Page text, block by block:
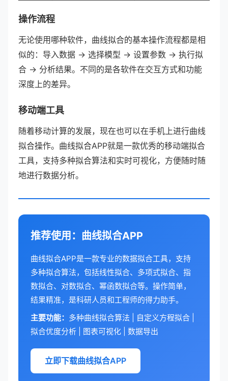
操作流程
无论使用哪种软件，曲线拟合的基本操作流程都是相
似的：导入数据 → 选择模型 → 设置参数 → 执行拟
合 → 分析结果。不同的是各软件在交互方式和功能
深度上的差异。
移动端工具
随着移动计算的发展，现在也可以在手机上进行曲线
拟合操作。曲线拟合APP就是一款优秀的移动端拟合
工具，支持多种拟合算法和实时可视化，方便随时随
地进行数据分析。
推荐使用：曲线拟合APP
曲线拟合APP是一款专业的数据拟合工具，支持
多种拟合算法，包括线性拟合、多项式拟合、指
数拟合、对数拟合、幂函数拟合等。操作简单，
结果精准，是科研人员和工程师的得力助手。
主要功能： 多种曲线拟合算法 | 自定义方程拟合 |
拟合优度分析 | 图表可视化 | 数据导出
立即下载曲线拟合APP